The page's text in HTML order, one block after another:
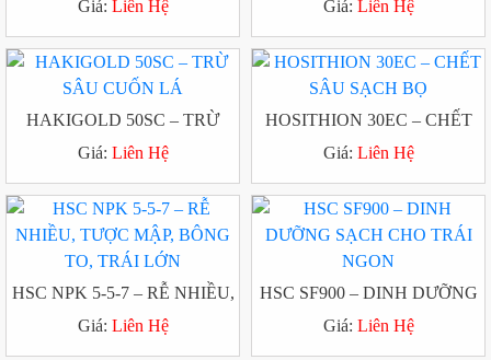
DƯA CHUỘT (DƯA LEO)
Giá: Liên Hệ
LẠC (ĐẬU PHỘNG), SƯƠNG
MAI TRÊN BẮP CẢI
Giá: Liên Hệ
HAKIGOLD 50SC – TRỪ
SÂU CUỐN LÁ
Giá: Liên Hệ
HOSITHION 30EC – CHẾT
SÂU SẠCH BỌ
Giá: Liên Hệ
HSC NPK 5-5-7 – RỄ NHIỀU,
TƯỢC MẬP, BÔNG TO, TRÁI
Giá: Liên Hệ
HSC SF900 – DINH DƯỠNG
SẠCH CHO TRÁI NGON
Giá: Liên Hệ